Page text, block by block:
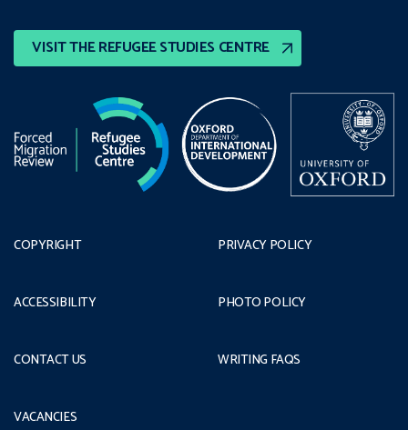
VISIT THE REFUGEE STUDIES CENTRE
COPYRIGHT
ACCESSIBILITY
CONTACT US
PRIVACY POLICY
PHOTO POLICY
WRITING FAQS
VACANCIES